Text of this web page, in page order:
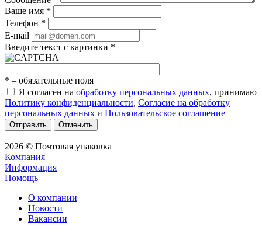
Ваше имя *
Телефон *
E-mail
Введите текст с картинки *
* – обязательные поля
Я согласен на обработку персональных данных, принимаю
Политику конфиденциальности, Согласие на обработку
персональных данных и Пользовательское соглашение
Отправить Отменить
2026 © Почтовая упаковка
Компания
Информация
Помощь
О компании
Новости
Вакансии